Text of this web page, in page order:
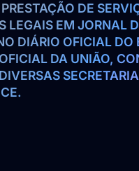
DE
LEGAIS EM JORNAL
DIÁRIO OFICIAL DO
DA UNIÃO,